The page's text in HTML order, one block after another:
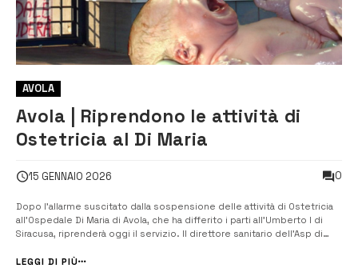
AVOLA
Avola | Riprendono le attività di
Ostetricia al Di Maria
15 GENNAIO 2026 0
Dopo l’allarme suscitato dalla sospensione delle attività di Ostetricia
all’Ospedale Di Maria di Avola, che ha differito i parti all’Umberto I di
Siracusa, riprenderà oggi il servizio. Il direttore sanitario dell’Asp di
temporanea di Ostetricia presso UOC Ginecologia e Ostetricia...
LEGGI DI PIÙ